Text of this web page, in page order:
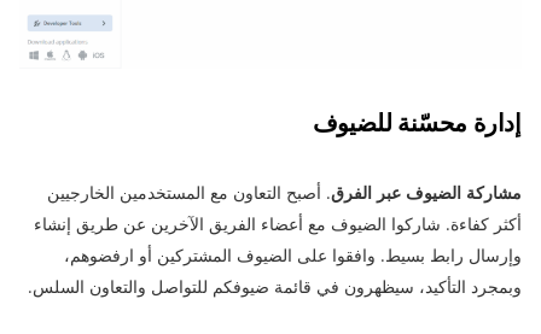
إدارة محسّنة للضيوف
مشاركة الضيوف عبر الفرق. أصبح التعاون مع المستخدمين الخارجيين
أكثر كفاءة. شاركوا الضيوف مع أعضاء الفريق الآخرين عن طريق إنشاء
وإرسال رابط بسيط. وافقوا على الضيوف المشتركين أو ارفضوهم،
وبمجرد التأكيد، سيظهرون في قائمة ضيوفكم للتواصل والتعاون السلس.